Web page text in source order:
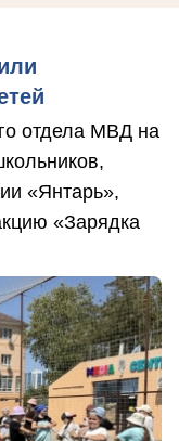
отдела МВД на
«Янтарь»,
«Зарядка